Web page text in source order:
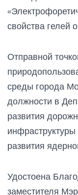
свойства гелей
Отправной
среды города
должности в
развития
развития
Удостоена
заместителя